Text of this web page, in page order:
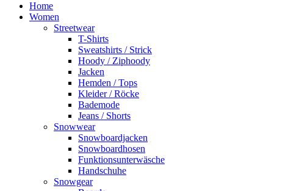
Home
Women
Streetwear
T-Shirts
Sweatshirts / Strick
Hoody / Ziphoody
Jacken
Hemden / Tops
Kleider / Röcke
Bademode
Jeans / Shorts
Snowwear
Snowboardjacken
Snowboardhosen
Funktionsunterwäsche
Handschuhe
Snowgear